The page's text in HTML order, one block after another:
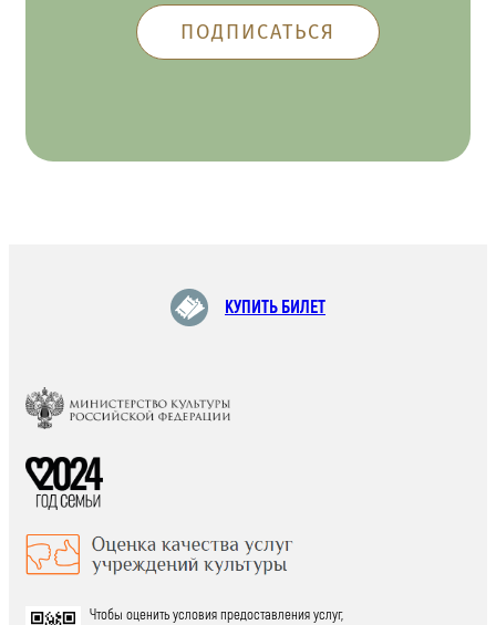
КУПИТЬ БИЛЕТ
Чтобы оценить условия предоставления услуг,